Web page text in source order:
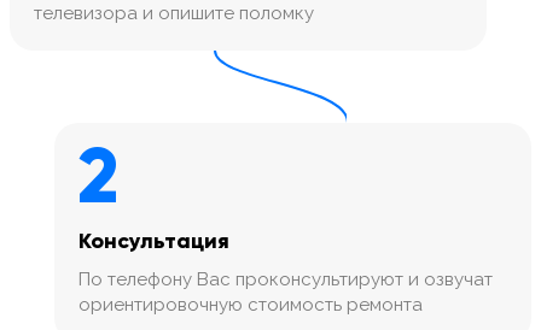
телевизора и опишите поломку
2
Консультация
По телефону Вас проконсультируют и озвучат
ориентировочную стоимость ремонта